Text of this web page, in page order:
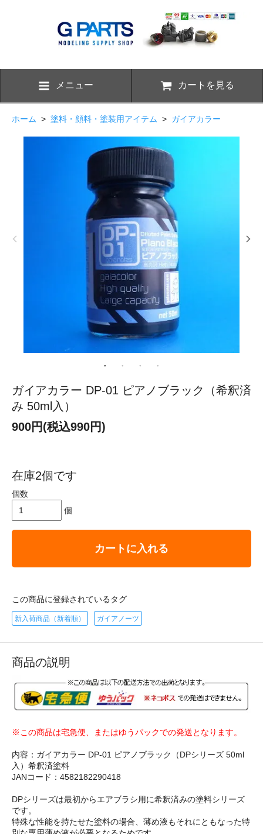
メニュー カートを見る
ホーム > 塗料・顔料・塗装用アイテム > ガイアカラー
ガイアカラー DP-01 ピアノブラック（希釈済
み 50ml入）
900円(税込990円)
在庫2個です
個数
個
カートに入れる
この商品に登録されているタグ
新入荷商品（新着順） ガイアノーツ
商品の説明
※この商品は宅急便、またはゆうパックでの発送となります。
内容：ガイアカラー DP-01 ピアノブラック（DPシリーズ 50ml
入）希釈済塗料
JANコード：4582182290418
DPシリーズは最初からエアブラシ用に希釈済みの塗料シリーズ
です。
特殊な性能を持たせた塗料の場合、薄め液もそれにともなった特